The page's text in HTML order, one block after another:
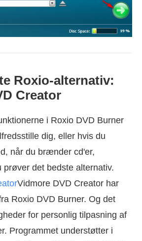
Roxio-alternativ:
Creator
i Roxio DVD Burner
dig, eller hvis du
når du brænder cd'er,
prøver det bedste alternativ.
Vidmore DVD Creator har
Roxio DVD Burner. Og det
for personlig tilpasning af
Programmet understøtter i